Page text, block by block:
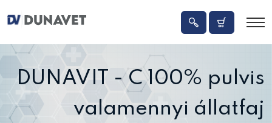
DUNAVIT - C 100% pulvis
valamennyi állatfaj